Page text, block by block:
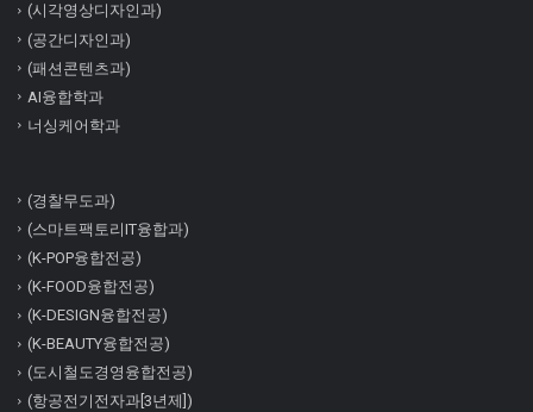
(시각영상디자인과)
(공간디자인과)
(패션콘텐츠과)
AI융합학과
너싱케어학과
(경찰무도과)
(스마트팩토리IT융합과)
(K-POP융합전공)
(K-FOOD융합전공)
(K-DESIGN융합전공)
(K-BEAUTY융합전공)
(도시철도경영융합전공)
(항공전기전자과[3년제])